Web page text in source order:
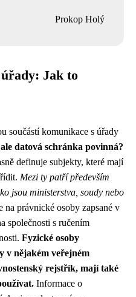
Prokop Holý
Jak to
součástí komunikace s úřady
datová schránka povinná?
definuje subjekty, které mají
Mezi ty patří především
jsou ministerstva, soudy nebo
na právnické osoby zapsané v
společnosti s ručením
Fyzické osoby
v nějakém veřejném
rejstřík, mají také
Informace o